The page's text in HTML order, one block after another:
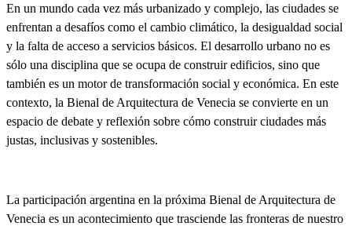
En un mundo cada vez más urbanizado y complejo, las ciudades se
enfrentan a desafíos como el cambio climático, la desigualdad social
y la falta de acceso a servicios básicos. El desarrollo urbano no es
sólo una disciplina que se ocupa de construir edificios, sino que
también es un motor de transformación social y económica. En este
contexto, la Bienal de Arquitectura de Venecia se convierte en un
espacio de debate y reflexión sobre cómo construir ciudades más
justas, inclusivas y sostenibles.
La participación argentina en la próxima Bienal de Arquitectura de
Venecia es un acontecimiento que trasciende las fronteras de nuestro